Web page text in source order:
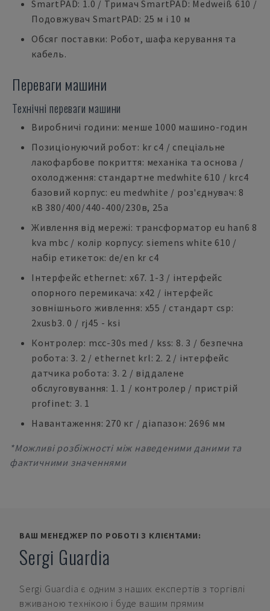
SmartPAD: 1.0 / Тримач SmartPAD: Medweiß 610 /
Подовжувач SmartPAD: 25 м і 10 м
Обсяг поставки: Робот, шафа керування та
кабель.
Переваги машини
Технічні переваги машини
Виробничі години: менше 1000 машино-годин
Позиціонуючий робот: kr c4 / спеціальне
лакофарбове покриття: механіка та основа /
охолодження: стандартне medwhite 610 / krc4
базовий корпус: eu medwhite / роз'єднувач: 8
кВ 380/400/440-400/230в, 25а
Живлення від мережі: трансформатор eu han6 8
kva mbc / колір корпусу: siemens white 610 /
набір етикеток: de/en kr c4
Інтерфейс ethernet: x67. 1-3 / інтерфейс
опорного перемикача: x42 / інтерфейс
зовнішнього живлення: x55 / стандарт csp:
2xusb3. 0 / rj45 - ksi
Контролер: mcc-30s med / kss: 8. 3 / безпечна
робота: 3. 2 / ethernet krl: 2. 2 / інтерфейс
датчика робота: 3. 2 / віддалене
обслуговування: 1. 1 / контролер / пристрій
profinet: 3. 1
Навантаження: 270 кг / діапазон: 2696 мм
*Можливі розбіжності між наведеними даними та
фактичними значеннями
ВАШ МЕНЕДЖЕР ПО РОБОТІ З КЛІЄНТАМИ:
Sergi Guardia
Sergi Guardia є одним з наших експертів з торгівлі
вживаною технікою і буде вашим прямим